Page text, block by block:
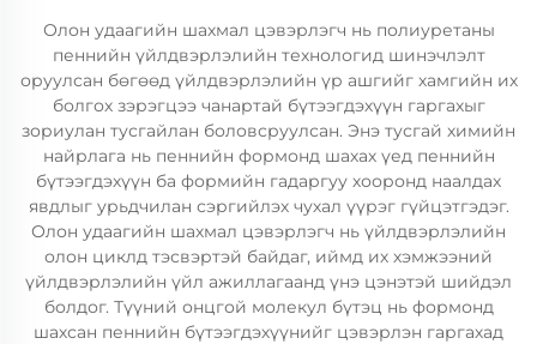
Олон удаагийн шахмал цэвэрлэгч нь полиуретаны
пеннийн үйлдвэрлэлийн технологид шинэчлэлт
оруулсан бөгөөд үйлдвэрлэлийн үр ашгийг хамгийн их
болгох зэрэгцээ чанартай бүтээгдэхүүн гаргахыг
зориулан тусгайлан боловсруулсан. Энэ тусгай химийн
найрлага нь пеннийн формонд шахах үед пеннийн
бүтээгдэхүүн ба формийн гадаргуу хооронд наалдах
явдлыг урьдчилан сэргийлэх чухал үүрэг гүйцэтгэдэг.
Олон удаагийн шахмал цэвэрлэгч нь үйлдвэрлэлийн
олон циклд тэсвэртэй байдаг, иймд их хэмжээний
үйлдвэрлэлийн үйл ажиллагаанд үнэ цэнэтэй шийдэл
болдог. Түүний онцгой молекул бүтэц нь формонд
шахсан пеннийн бүтээгдэхүүнийг цэвэрлэн гаргахад